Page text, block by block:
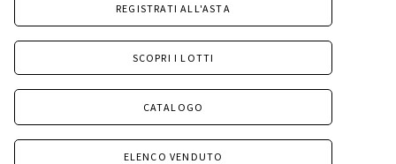
REGISTRATI ALL'ASTA
SCOPRI I LOTTI
CATALOGO
ELENCO VENDUTO